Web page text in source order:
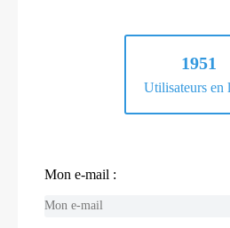
1951
Utilisateurs en
Mon e-mail :